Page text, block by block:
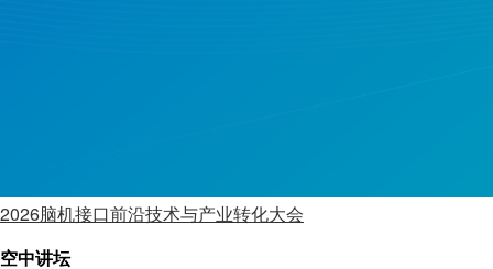
2026脑机接口前沿技术与产业转化大会
空中讲坛